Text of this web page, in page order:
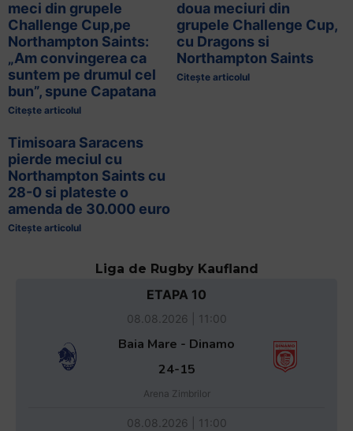
meci din grupele
Challenge Cup,pe
Northampton Saints:
„Am convingerea ca
suntem pe drumul cel
bun”, spune Capatana
Citește articolul
doua meciuri din
grupele Challenge Cup,
cu Dragons si
Northampton Saints
Citește articolul
Timisoara Saracens
pierde meciul cu
Northampton Saints cu
28-0 si plateste o
amenda de 30.000 euro
Citește articolul
Liga de Rugby Kaufland
ETAPA 10
08.08.2026 | 11:00
Baia Mare - Dinamo
24-15
Arena Zimbrilor
08.08.2026 | 11:00